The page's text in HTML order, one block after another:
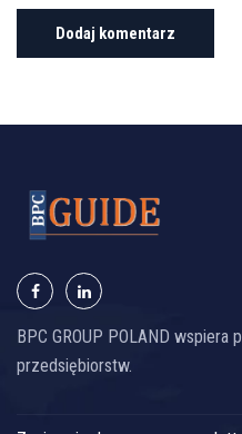
BPC GROUP POLAND
przedsiębiorstw.